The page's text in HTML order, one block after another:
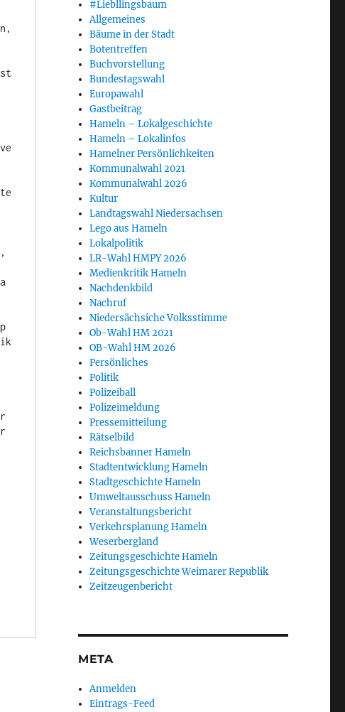
#Liebllingsbaum
Allgemeines
Bäume in der Stadt
Botentreffen
Buchvorstellung
Bundestagswahl
Europawahl
Gastbeitrag
Hameln – Lokalgeschichte
Hameln – Lokalinfos
Hamelner Persönlichkeiten
Kommunalwahl 2021
Kommunalwahl 2026
Kultur
Landtagswahl Niedersachsen
Lego aus Hameln
Lokalpolitik
LR-Wahl HMPY 2026
Medienkritik Hameln
Nachdenkbild
Nachruf
Niedersächsiche Volksstimme
Ob-Wahl HM 2021
OB-Wahl HM 2026
Persönliches
Politik
Polizeiball
Polizeimeldung
Pressemitteilung
Rätselbild
Reichsbanner Hameln
Stadtentwicklung Hameln
Stadtgeschichte Hameln
Umweltausschuss Hameln
Veranstaltungsbericht
Verkehrsplanung Hameln
Weserbergland
Zeitungsgeschichte Hameln
Zeitungsgeschichte Weimarer Republik
Zeitzeugenbericht
META
Anmelden
Eintrags-Feed